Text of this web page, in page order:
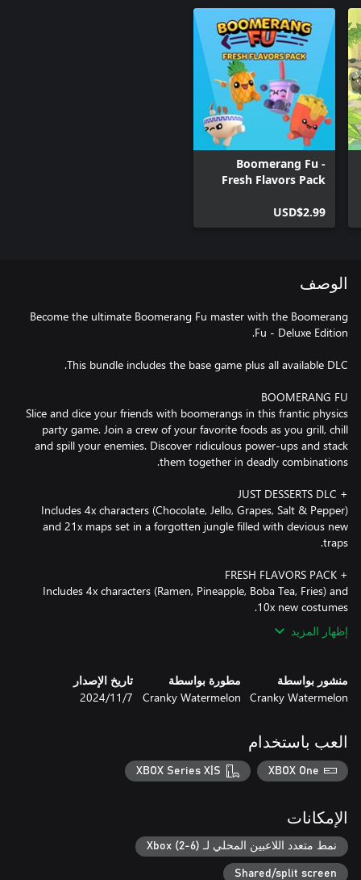
Boomerang Fu -
Fresh Flavors Pack
USD$2.99
الوصف
Become the ultimate Boomerang Fu master with the Boomerang
Slice and dice your friends with boomerangs in this frantic physics
party game. Join a crew of your favorite foods as you grill, chill
and spill your enemies. Discover ridiculous power-ups and stack
Includes 4x characters (Chocolate, Jello, Grapes, Salt & Pepper)
and 21x maps set in a forgotten jungle filled with devious new
Includes 4x characters (Ramen, Pineapple, Boba Tea, Fries) and
10x new costumes.
إظهار المزيد
منشور بواسطة
Cranky Watermelon
مطورة بواسطة
Cranky Watermelon
تاريخ الإصدار
7‏/11‏/2024
العب باستخدام
XBOX One
XBOX Series X|S
الإمكانات
نمط متعدد اللاعبين المحلي لـ Xbox (2-6)
Shared/split screen